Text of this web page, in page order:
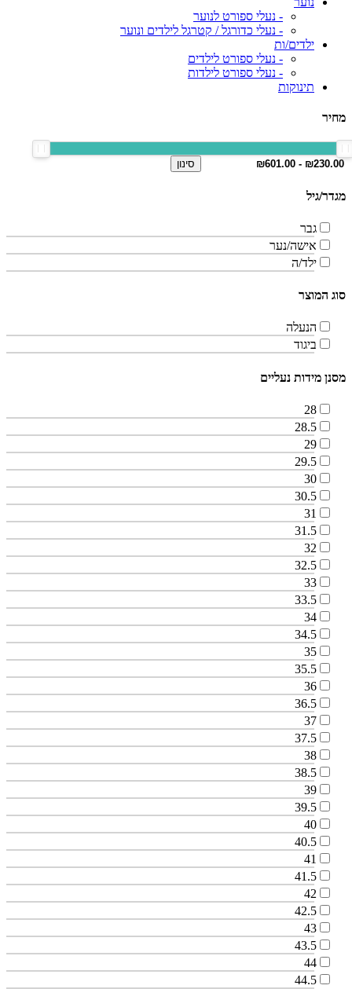
- נעלי ספורט לנוער
- נעלי כדורגל / קטרגל לילדים ונוער
ילדים/ות
- נעלי ספורט לילדים
- נעלי ספורט לילדות
תינוקות
מחיר
סינון
מגדר/גיל
גבר
אישה/נער
ילד/ה
סוג המוצר
הנעלה
ביגוד
מסנן מידות נעליים
28
28.5
29
29.5
30
30.5
31
31.5
32
32.5
33
33.5
34
34.5
35
35.5
36
36.5
37
37.5
38
38.5
39
39.5
40
40.5
41
41.5
42
42.5
43
43.5
44
44.5